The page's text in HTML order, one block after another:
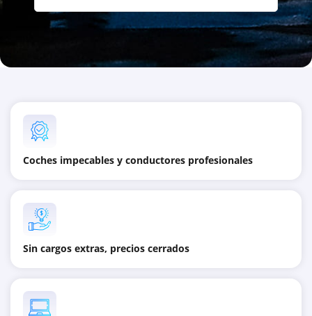
Coches impecables y conductores profesionales
Sin cargos extras, precios cerrados